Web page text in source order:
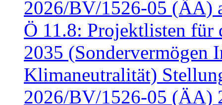
2026/BV/1526-05 (ÄA)
Ö 11.8: Projektlisten für
2035 (Sondervermögen
Klimaneutralität)
2026/BV/1526-05 (ÄA)